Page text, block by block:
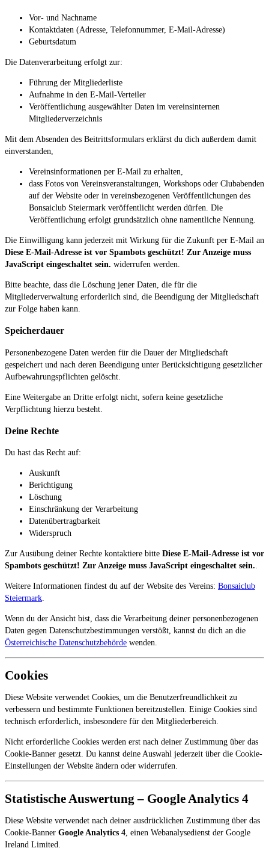
Vor- und Nachname
Kontaktdaten (Adresse, Telefonnummer, E-Mail-Adresse)
Geburtsdatum
Die Datenverarbeitung erfolgt zur:
Führung der Mitgliederliste
Aufnahme in den E-Mail-Verteiler
Veröffentlichung ausgewählter Daten im vereinsinternen
Mitgliederverzeichnis
Mit dem Absenden des Beitrittsformulars erklärst du dich außerdem damit
einverstanden,
Vereinsinformationen per E-Mail zu erhalten,
dass Fotos von Vereinsveranstaltungen, Workshops oder Clubabenden
auf der Website oder in vereinsbezogenen Veröffentlichungen des
Bonsaiclub Steiermark veröffentlicht werden dürfen. Die
Veröffentlichung erfolgt grundsätzlich ohne namentliche Nennung.
Die Einwilligung kann jederzeit mit Wirkung für die Zukunft per E-Mail an
Diese E-Mail-Adresse ist vor Spambots geschützt! Zur Anzeige muss
JavaScript eingeschaltet sein. widerrufen werden.
Bitte beachte, dass die Löschung jener Daten, die für die
Mitgliederverwaltung erforderlich sind, die Beendigung der Mitgliedschaft
zur Folge haben kann.
Speicherdauer
Personenbezogene Daten werden für die Dauer der Mitgliedschaft
gespeichert und nach deren Beendigung unter Berücksichtigung gesetzlicher
Aufbewahrungspflichten gelöscht.
Eine Weitergabe an Dritte erfolgt nicht, sofern keine gesetzliche
Verpflichtung hierzu besteht.
Deine Rechte
Du hast das Recht auf:
Auskunft
Berichtigung
Löschung
Einschränkung der Verarbeitung
Datenübertragbarkeit
Widerspruch
Zur Ausübung deiner Rechte kontaktiere bitte Diese E-Mail-Adresse ist vor
Spambots geschützt! Zur Anzeige muss JavaScript eingeschaltet sein..
Weitere Informationen findest du auf der Website des Vereins: Bonsaiclub
Steiermark.
Wenn du der Ansicht bist, dass die Verarbeitung deiner personenbezogenen
Daten gegen Datenschutzbestimmungen verstößt, kannst du dich an die
Österreichische Datenschutzbehörde wenden.
Cookies
Diese Website verwendet Cookies, um die Benutzerfreundlichkeit zu
verbessern und bestimmte Funktionen bereitzustellen. Einige Cookies sind
technisch erforderlich, insbesondere für den Mitgliederbereich.
Nicht erforderliche Cookies werden erst nach deiner Zustimmung über das
Cookie-Banner gesetzt. Du kannst deine Auswahl jederzeit über die Cookie-
Einstellungen der Website ändern oder widerrufen.
Statistische Auswertung – Google Analytics 4
Diese Website verwendet nach deiner ausdrücklichen Zustimmung über das
Cookie-Banner Google Analytics 4, einen Webanalysedienst der Google
Ireland Limited.